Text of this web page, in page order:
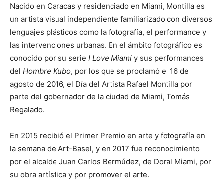
Nacido en Caracas y residenciado en Miami, Montilla es
un artista visual independiente familiarizado con diversos
lenguajes plásticos como la fotografía, el performance y
las intervenciones urbanas. En el ámbito fotográfico es
conocido por su serie I Love Miami y sus performances
del Hombre Kubo, por los que se proclamó el 16 de
agosto de 2016, el Día del Artista Rafael Montilla por
parte del gobernador de la ciudad de Miami, Tomás
Regalado.
En 2015 recibió el Primer Premio en arte y fotografía en
la semana de Art-Basel, y en 2017 fue reconocimiento
por el alcalde Juan Carlos Bermúdez, de Doral Miami, por
su obra artística y por promover el arte.